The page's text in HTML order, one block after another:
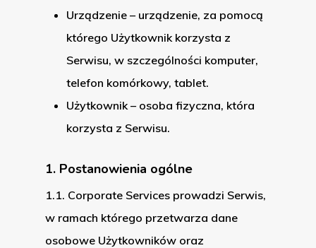
Urządzenie – urządzenie, za pomocą
którego Użytkownik korzysta z
Serwisu, w szczególności komputer,
telefon komórkowy, tablet.
Użytkownik – osoba fizyczna, która
korzysta z Serwisu.
1. Postanowienia ogólne
1.1. Corporate Services prowadzi Serwis,
w ramach którego przetwarza dane
osobowe Użytkowników oraz